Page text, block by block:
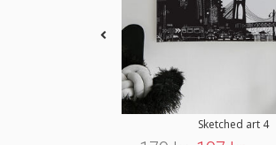
Sketched art 4